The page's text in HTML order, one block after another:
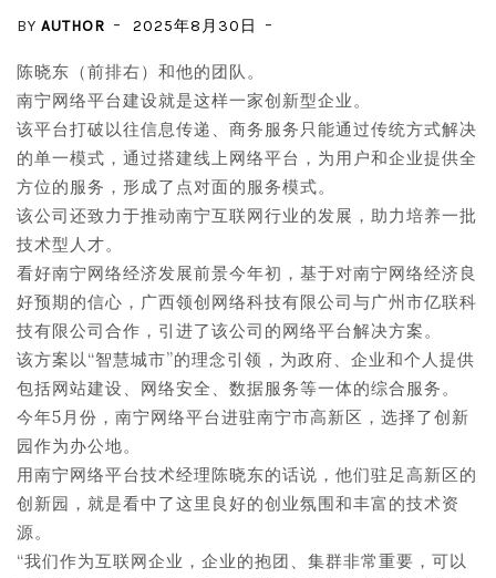
BY AUTHOR 2025年8月30日
陈晓东（前排右）和他的团队。
南宁网络平台建设就是这样一家创新型企业。
该平台打破以往信息传递、商务服务只能通过传统方式解决
的单一模式，通过搭建线上网络平台，为用户和企业提供全
方位的服务，形成了点对面的服务模式。
该公司还致力于推动南宁互联网行业的发展，助力培养一批
技术型人才。
看好南宁网络经济发展前景今年初，基于对南宁网络经济良
好预期的信心，广西领创网络科技有限公司与广州市亿联科
技有限公司合作，引进了该公司的网络平台解决方案。
该方案以“智慧城市”的理念引领，为政府、企业和个人提供
包括网站建设、网络安全、数据服务等一体的综合服务。
今年5月份，南宁网络平台进驻南宁市高新区，选择了创新
园作为办公地。
用南宁网络平台技术经理陈晓东的话说，他们驻足高新区的
创新园，就是看中了这里良好的创业氛围和丰富的技术资
源。
“我们作为互联网企业，企业的抱团、集群非常重要，可以